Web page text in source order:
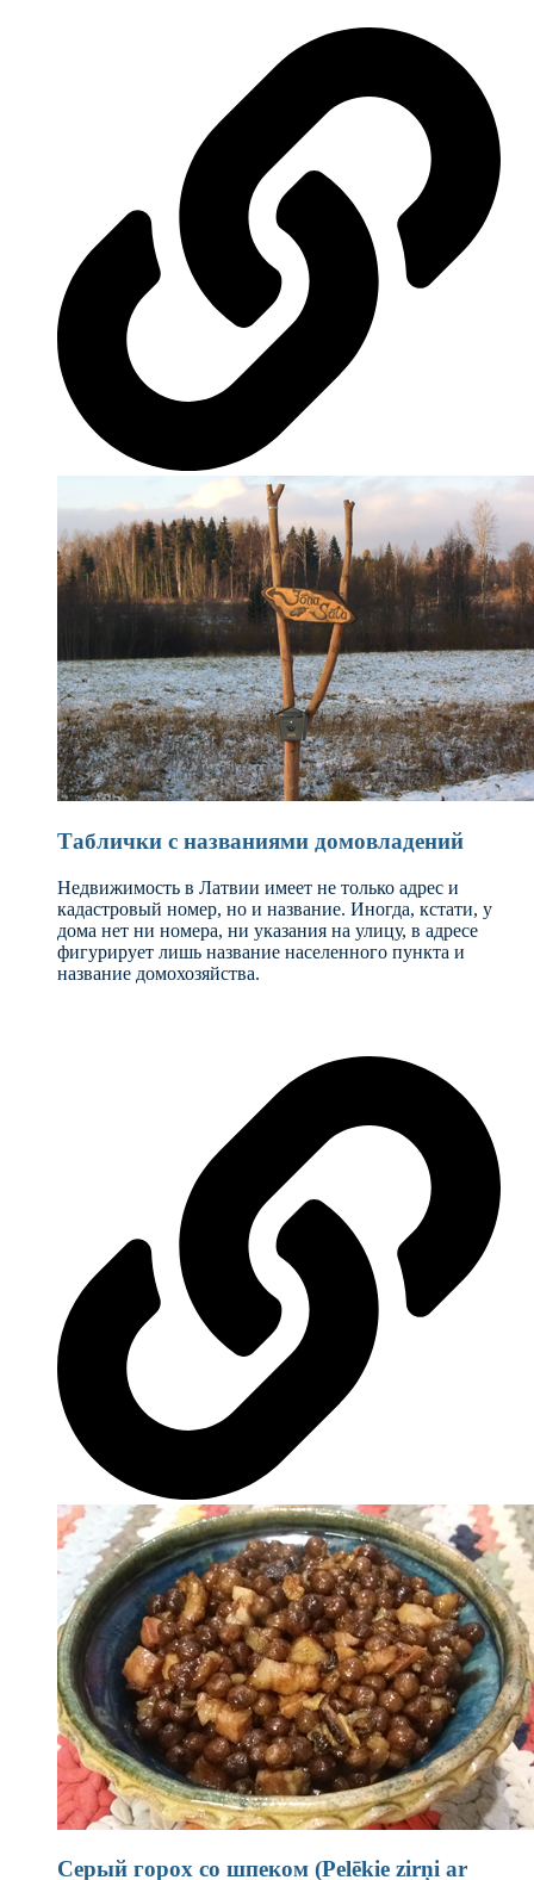
Таблички с названиями домовладений
Недвижимость в Латвии имеет не только адрес и
кадастровый номер, но и название. Иногда, кстати, у
дома нет ни номера, ни указания на улицу, в адресе
фигурирует лишь название населенного пункта и
название домохозяйства.
Серый горох со шпеком (Pelēkie zirņi ar